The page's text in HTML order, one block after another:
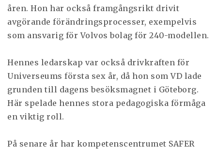
åren. Hon har också framgångsrikt drivit
avgörande förändringsprocesser, exempelvis
som ansvarig för Volvos bolag för 240-modellen.
Hennes ledarskap var också drivkraften för
Universeums första sex år, då hon som VD lade
grunden till dagens besöksmagnet i Göteborg.
Här spelade hennes stora pedagogiska förmåga
en viktig roll.
På senare år har kompetenscentrumet SAFER